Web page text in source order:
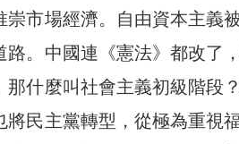
崇市場經濟。自由資本主義
。中國連《憲法》都改了
什麼叫社會主義初級階段
民主黨轉型，從極為重視